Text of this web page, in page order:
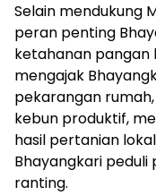
Selain mendukung
peran penting
ketahanan pangan
mengajak
pekarangan
kebun produktif,
hasil pertanian
Bhayangkari
ranting.